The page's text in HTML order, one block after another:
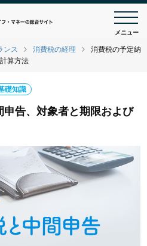
メニュー
ンス 消費税の経理
消費税の予定納
算方法
礎知識
告、対象者と期限および